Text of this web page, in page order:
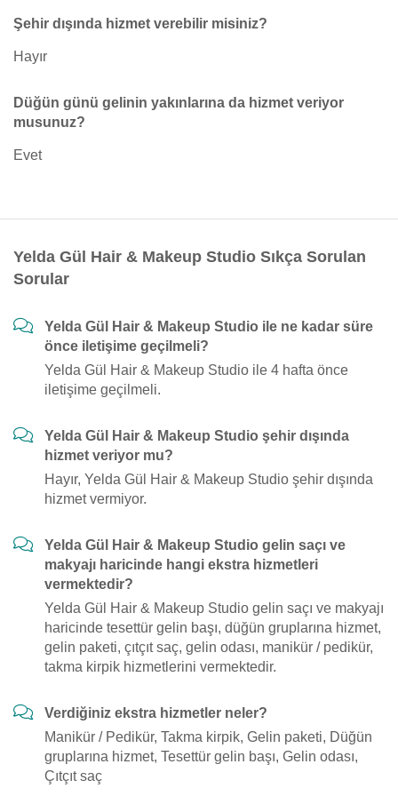
Şehir dışında hizmet verebilir misiniz?
Hayır
Düğün günü gelinin yakınlarına da hizmet veriyor
musunuz?
Evet
Yelda Gül Hair & Makeup Studio Sıkça Sorulan
Sorular
Yelda Gül Hair & Makeup Studio ile ne kadar süre
önce iletişime geçilmeli?
Yelda Gül Hair & Makeup Studio ile 4 hafta önce
iletişime geçilmeli.
Yelda Gül Hair & Makeup Studio şehir dışında
hizmet veriyor mu?
Hayır, Yelda Gül Hair & Makeup Studio şehir dışında
hizmet vermiyor.
Yelda Gül Hair & Makeup Studio gelin saçı ve
makyajı haricinde hangi ekstra hizmetleri
vermektedir?
Yelda Gül Hair & Makeup Studio gelin saçı ve makyajı
haricinde tesettür gelin başı, düğün gruplarına hizmet,
gelin paketi, çıtçıt saç, gelin odası, manikür / pedikür,
takma kirpik hizmetlerini vermektedir.
Verdiğiniz ekstra hizmetler neler?
Manikür / Pedikür, Takma kirpik, Gelin paketi, Düğün
gruplarına hizmet, Tesettür gelin başı, Gelin odası,
Çıtçıt saç